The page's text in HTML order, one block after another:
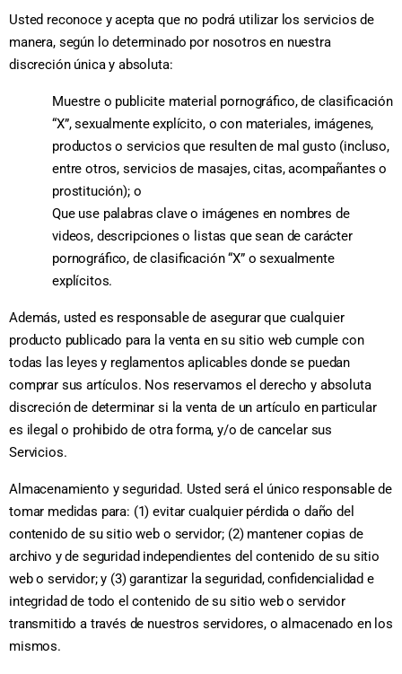
Usted reconoce y acepta que no podrá utilizar los servicios de
manera, según lo determinado por nosotros en nuestra
discreción única y absoluta:
Muestre o publicite material pornográfico, de clasificación
“X”, sexualmente explícito, o con materiales, imágenes,
productos o servicios que resulten de mal gusto (incluso,
entre otros, servicios de masajes, citas, acompañantes o
prostitución); o
Que use palabras clave o imágenes en nombres de
videos, descripciones o listas que sean de carácter
pornográfico, de clasificación “X” o sexualmente
explícitos.
Además, usted es responsable de asegurar que cualquier
producto publicado para la venta en su sitio web cumple con
todas las leyes y reglamentos aplicables donde se puedan
comprar sus artículos. Nos reservamos el derecho y absoluta
discreción de determinar si la venta de un artículo en particular
es ilegal o prohibido de otra forma, y/o de cancelar sus
Servicios.
Almacenamiento y seguridad. Usted será el único responsable de
tomar medidas para: (1) evitar cualquier pérdida o daño del
contenido de su sitio web o servidor; (2) mantener copias de
archivo y de seguridad independientes del contenido de su sitio
web o servidor; y (3) garantizar la seguridad, confidencialidad e
integridad de todo el contenido de su sitio web o servidor
transmitido a través de nuestros servidores, o almacenado en los
mismos.